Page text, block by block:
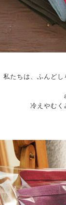
私たちは、ふんど
冷えやむ